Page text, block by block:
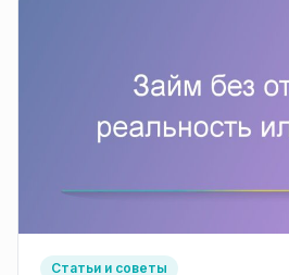
Статьи и советы